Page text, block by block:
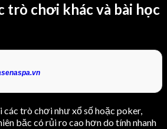
trò chơi khác và bài học
các trò chơi như xổ số hoặc poker,
băc có rủi ro cao hơn do tính nhanh